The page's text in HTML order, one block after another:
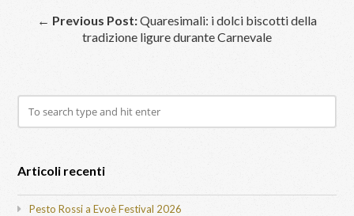
← Previous Post:Quaresimali: i dolci biscotti della
tradizione ligure durante Carnevale
Articoli recenti
Pesto Rossi a Evoè Festival 2026